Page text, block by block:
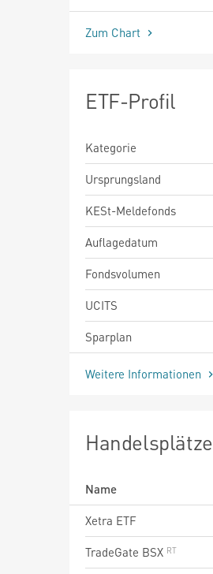
seit Beginn
Zum Chart
ETF-Profil
Kategorie
Ursprungsland
KESt-Meldefonds
Auflagedatum
Fondsvolumen
UCITS
Sparplan
Weitere Informationen
Handelsplätze
Name
Xetra ETF
TradeGate BSX